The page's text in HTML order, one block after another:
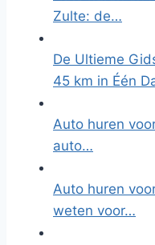
Zulte: de…
De Ultieme
45 km in Één
Auto huren
auto…
Auto huren
weten voor…